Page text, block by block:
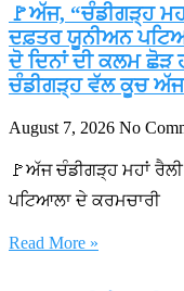
🚩ਅੱਜ, “ਚੰਡੀਗੜ੍ਹ
ਦਫ਼ਤਰ ਯੂਨੀਅਨ
ਦੋ ਦਿਨਾਂ ਦੀ ਕਲਮ ਛੋੜ
ਚੰਡੀਗੜ੍ਹ ਵੱਲ ਕੂਚ ਅੱਜ
August 7, 2026 No
🚩ਅੱਜ ਚੰਡੀਗੜ੍ਹ ਮਹਾਂ
ਪਟਿਆਲਾ ਦੇ ਕਰਮਚਾਰੀ
Read More »